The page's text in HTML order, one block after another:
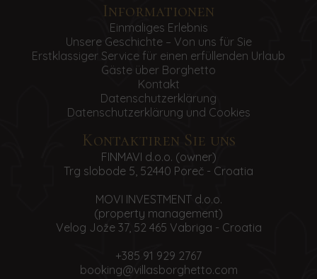
Informationen
Einmaliges Erlebnis
Unsere Geschichte – Von uns für Sie
Erstklassiger Service für einen erfüllenden Urlaub
Gäste über Borghetto
Kontakt
Datenschutzerklärung
Datenschutzerklärung und Cookies
Kontaktiren Sie uns
FINMAVI d.o.o. (owner)
Trg slobode 5, 52440 Poreč - Croatia
MOVI INVESTMENT d.o.o.
(property management)
Velog Jože 37, 52 465 Vabriga - Croatia
+385 91 929 2767
booking@villasborghetto.com